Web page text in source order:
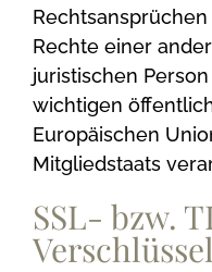
Rechte einer
juristischen
wichtigen
Europäischen
Mitgliedstaats
SSL- bzw.